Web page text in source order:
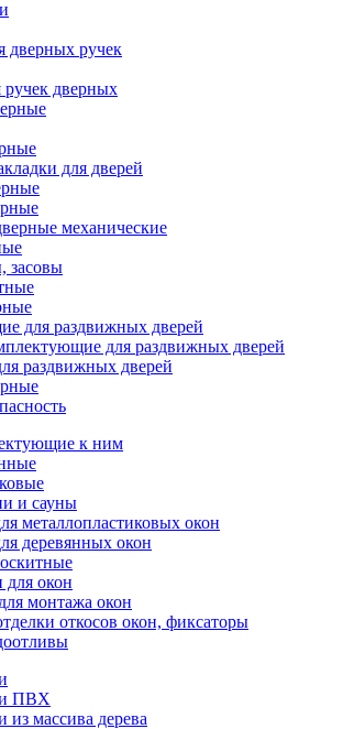
дверных ручек
дверных
для дверей
механические
засовы
для раздвижных дверей
для раздвижных дверей
раздвижных дверей
к ним
и сауны
металлопластиковых окон
деревянных окон
для окон
монтажа окон
откосов окон, фиксаторы
ПВХ
массива дерева